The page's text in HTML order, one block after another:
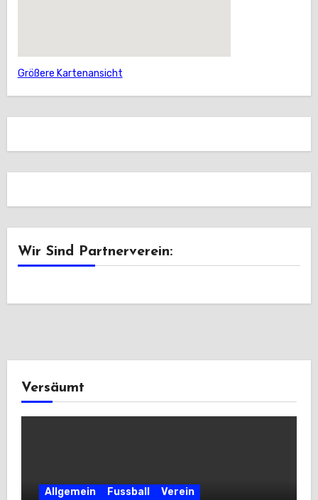
Größere Kartenansicht
Wir Sind Partnerverein:
Versäumt
Allgemein Fussball Verein